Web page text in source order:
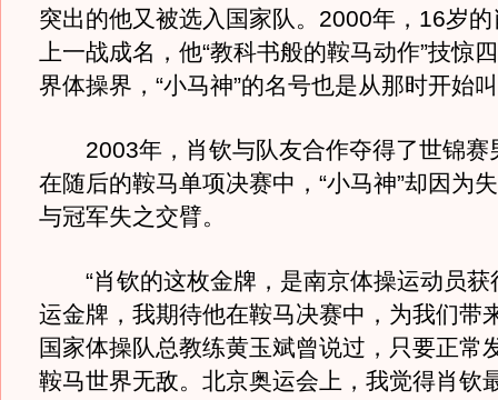
突出的他又被选入国家队。2000年，16岁
上一战成名，他“教科书般的鞍马动作”技惊
界体操界，“小马神”的名号也是从那时开始
2003年，肖钦与队友合作夺得了世锦赛
在随后的鞍马单项决赛中，“小马神”却因为
与冠军失之交臂。
“肖钦的这枚金牌，是南京体操运动员获
运金牌，我期待他在鞍马决赛中，为我们带
国家体操队总教练黄玉斌曾说过，只要正常
鞍马世界无敌。北京奥运会上，我觉得肖钦